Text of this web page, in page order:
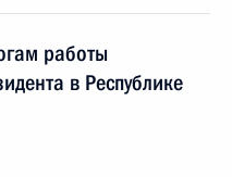
работы
в Республике